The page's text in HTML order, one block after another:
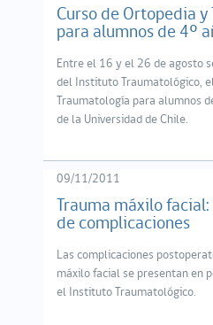
Curso de Ortopedia
para alumnos de 4º
Entre el 16 y el 26 de agosto
del Instituto Traumatológico,
Traumatología para alumnos
de la Universidad de Chile.
09/11/2011
Trauma máxilo
de complicaciones
Las complicaciones
máxilo facial se presentan en
el Instituto Traumatológico.